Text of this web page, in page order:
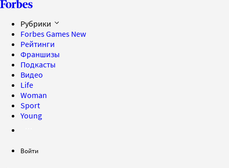
Рубрики
Forbes Games New
Рейтинги
Франшизы
Подкасты
Видео
Life
Woman
Sport
Young
Войти